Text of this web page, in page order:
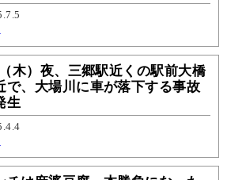
木）夜、三郷駅近くの駅前大橋
で、大場川に車が落下する事故
生